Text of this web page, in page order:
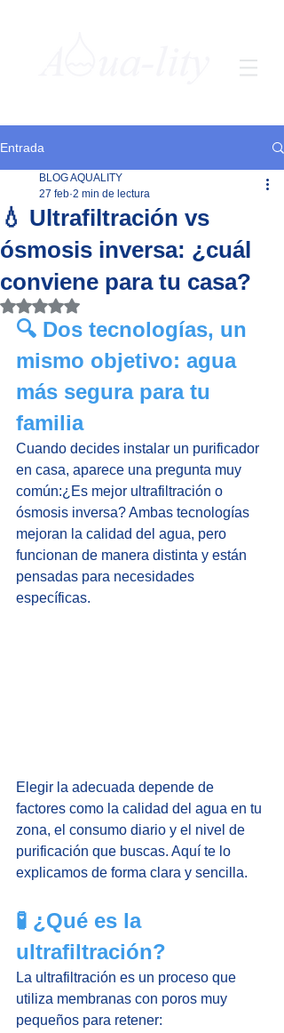
Entrada
💧 Ultrafiltración vs
ósmosis inversa: ¿cuál
conviene para tu casa?
BLOG AQUALITY
27 feb 2 min de lectura
Obtuvo NaN de 5 estrellas.
🔍 Dos tecnologías, un
mismo objetivo: agua
más segura para tu
familia
Cuando decides instalar un purificador
en casa, aparece una pregunta muy
común:¿Es mejor ultrafiltración o
ósmosis inversa? Ambas tecnologías
mejoran la calidad del agua, pero
funcionan de manera distinta y están
pensadas para necesidades
específicas.
Elegir la adecuada depende de
factores como la calidad del agua en tu
zona, el consumo diario y el nivel de
purificación que buscas. Aquí te lo
explicamos de forma clara y sencilla.
🧪 ¿Qué es la
ultrafiltración?
La ultrafiltración es un proceso que
utiliza membranas con poros muy
pequeños para retener: